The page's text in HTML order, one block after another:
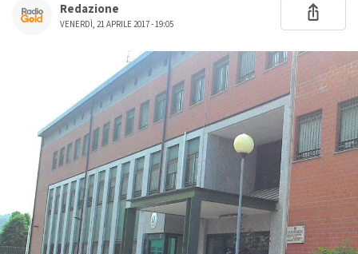
Redazione
VENERDÌ, 21 APRILE 2017 - 19:05